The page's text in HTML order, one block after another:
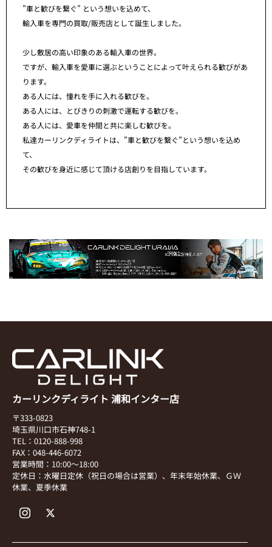
”車と歓びを繋ぐ” という想いを込めて、
輸入車を専門の買取/販売店として誕生しました。
少し敷居の高い印象のある輸入車の世界。
ですが、輸入車を愛車に選ぶということによって叶えられる歓びがあ
ります。
ある人には、憧れを手に入れる歓びを。
ある人には、とびきりの刺激で運転する歓びを。
ある人には、愛車を仲間と共に楽しむ歓びを。
私達カーリンクディライトは、”車と歓びを繋ぐ”という想いを込め
て、
その歓びを身近に感じて頂ける店創りを目指しています。
カーリンクディライト 浦和インター店
〒333-0823
埼玉県川口市石神748-1
TEL：0120-888-998
FAX：048-446-6072
営業時間：10:00～18:00
定休日：水曜日定休（祝日の場合は営業）、年末年始休業、ＧＷ
休業、夏季休業